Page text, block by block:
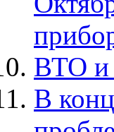
ВТО и
В